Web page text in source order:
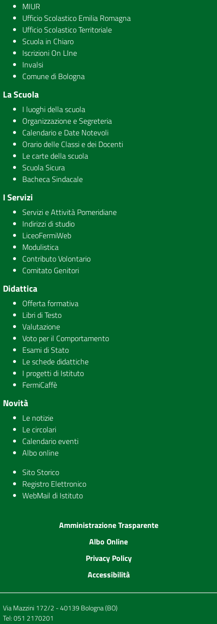
MIUR
Ufficio Scolastico Emilia Romagna
Ufficio Scolastico Territoriale
Scuola in Chiaro
Iscrizioni On LIne
Invalsi
Comune di Bologna
La Scuola
I luoghi della scuola
Organizzazione e Segreteria
Calendario e Date Notevoli
Orario delle Classi e dei Docenti
Le carte della scuola
Scuola Sicura
Bacheca Sindacale
I Servizi
Servizi e Attività Pomeridiane
Indirizzi di studio
LiceoFermiWeb
Modulistica
Contributo Volontario
Comitato Genitori
Didattica
Offerta formativa
Libri di Testo
Valutazione
Voto per il Comportamento
Esami di Stato
Le schede didattiche
I progetti di Istituto
FermiCaffè
Novità
Le notizie
Le circolari
Calendario eventi
Albo online
Sito Storico
Registro Elettronico
WebMail di Istituto
Amministrazione Trasparente
Albo Online
Privacy Policy
Accessibilità
Via Mazzini 172/2 - 40139 Bologna (BO)
Tel:051 2170201